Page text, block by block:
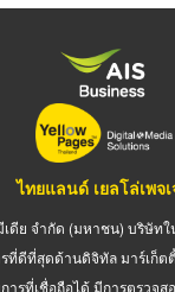
ไทยแลนด์ เยลโล่เพจ
ดีย จำกัด (มหาชน) บริษัทใ
ดีที่สุดด้านดิจิทัล มาร์เก็ต
ารที่เชื่อถือได้ มีการตรวจ